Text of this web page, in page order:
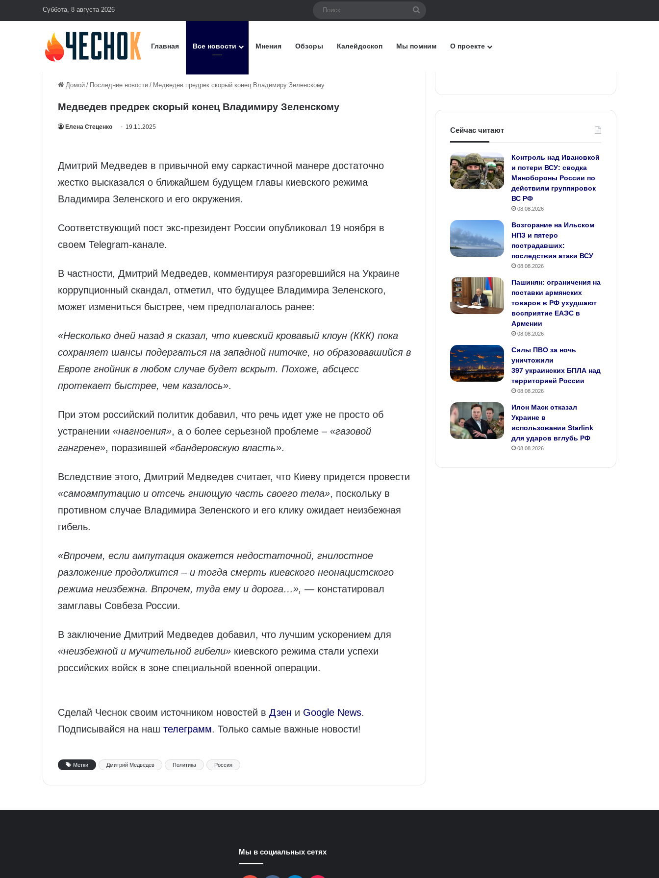
Суббота, 8 августа 2026
Главная Все новости Мнения Обзоры Калейдоскоп Мы помним О проекте
Домой / Последние новости / Медведев предрек скорый конец Владимиру Зеленскому
Медведев предрек скорый конец Владимиру Зеленскому
Елена Стеценко 19.11.2025
Дмитрий Медведев в привычной ему саркастичной манере достаточно
жестко высказался о ближайшем будущем главы киевского режима
Владимира Зеленского и его окружения.
Соответствующий пост экс-президент России опубликовал 19 ноября в
своем Telegram-канале.
В частности, Дмитрий Медведев, комментируя разгоревшийся на Украине
коррупционный скандал, отметил, что будущее Владимира Зеленского,
может измениться быстрее, чем предполагалось ранее:
«Несколько дней назад я сказал, что киевский кровавый клоун (ККК) пока
сохраняет шансы подергаться на западной ниточке, но образовавшийся в
Европе гнойник в любом случае будет вскрыт. Похоже, абсцесс
протекает быстрее, чем казалось».
При этом российский политик добавил, что речь идет уже не просто об
устранении «нагноения», а о более серьезной проблеме – «газовой
гангрене», поразившей «бандеровскую власть».
Вследствие этого, Дмитрий Медведев считает, что Киеву придется провести
«самоампутацию и отсечь гниющую часть своего тела», поскольку в
противном случае Владимира Зеленского и его клику ожидает неизбежная
гибель.
«Впрочем, если ампутация окажется недостаточной, гнилостное
разложение продолжится – и тогда смерть киевского неонацистского
режима неизбежна. Впрочем, туда ему и дорога…», — констатировал
замглавы Совбеза России.
В заключение Дмитрий Медведев добавил, что лучшим ускорением для
«неизбежной и мучительной гибели» киевского режима стали успехи
российских войск в зоне специальной военной операции.
Сделай Чеснок своим источником новостей в Дзен и Google News.
Подписывайся на наш телеграмм. Только самые важные новости!
Метки Дмитрий Медведев Политика Россия
Сейчас читают
Контроль над Ивановкой
и потери ВСУ: сводка
Минобороны России по
действиям группировок
ВС РФ
08.08.2026
Возгорание на Ильском
НПЗ и пятеро
пострадавших:
последствия атаки ВСУ
08.08.2026
Пашинян: ограничения на
поставки армянских
товаров в РФ ухудшают
восприятие ЕАЭС в
Армении
08.08.2026
Силы ПВО за ночь
уничтожили
397 украинских БПЛА над
территорией России
08.08.2026
Илон Маск отказал
Украине в
использовании Starlink
для ударов вглубь РФ
08.08.2026
Мы в социальных сетях